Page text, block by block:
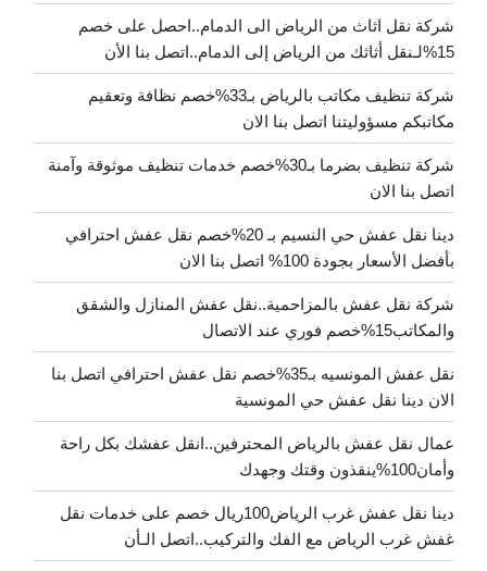
شركة نقل اثاث من الرياض الى الدمام..احصل على خصم
15%لـنقل أثاثك من الرياض إلى الدمام..اتصل بنا الأن
شركة تنظيف مكاتب بالرياض بـ33%خصم نظافة وتعقيم
مكاتبكم مسؤوليتنا اتصل بنا الان
شركة تنظيف بضرما بـ30%خصم خدمات تنظيف موثوقة وآمنة
اتصل بنا الان
دينا نقل عفش حي النسيم بـ 20%خصم نقل عفش احترافي
بأفضل الأسعار بجودة 100% اتصل بنا الان
شركة نقل عفش بالمزاحمية..نقل عفش المنازل والشقق
والمكاتب15%خصم فوري عند الاتصال
نقل عفش المونسيه بـ35%خصم نقل عفش احترافي اتصل بنا
الان دينا نقل عفش حي المونسية
عمال نقل عفش بالرياض المحترفين..انقل عفشك بكل راحة
وأمان100%ينقذون وقتك وجهدك
دينا نقل عفش غرب الرياض100ريال خصم على خدمات نقل
غفش غرب الرياض مع الفك والتركيب..اتصل الـأن